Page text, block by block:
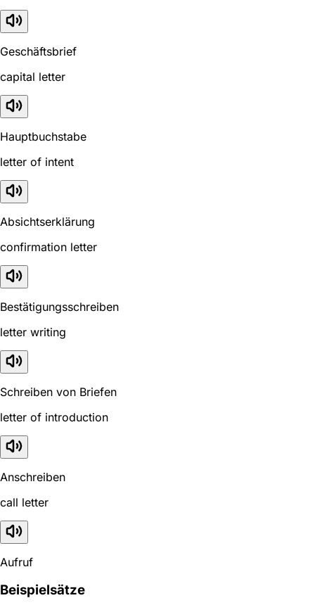
Geschäftsbrief
capital letter
Hauptbuchstabe
letter of intent
Absichtserklärung
confirmation letter
Bestätigungsschreiben
letter writing
Schreiben von Briefen
letter of introduction
Anschreiben
call letter
Aufruf
Beispielsätze